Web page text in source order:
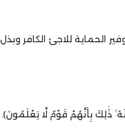
الحماية للاجئ الكافر وبذل
ذَٰلِكَ بِأَنَّهُمْ قَوْمٌ لَّا يَعْلَمُونَ).